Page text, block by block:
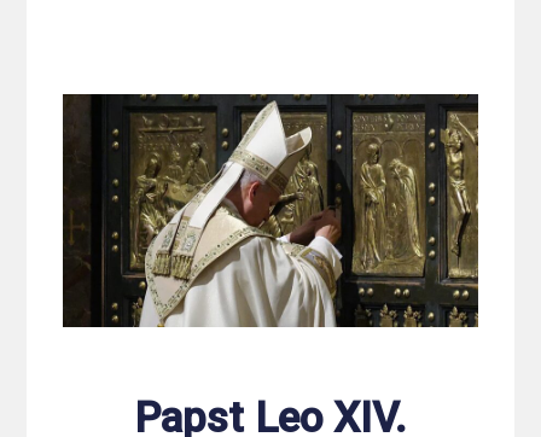
Papst Leo XIV.